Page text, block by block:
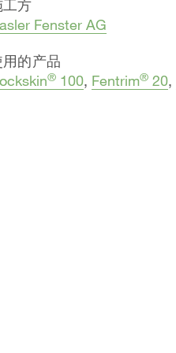
工方
Fenster AG
用的产品
® 100, Fentrim® 20,